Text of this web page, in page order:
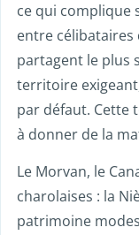
ce qui complique
entre célibataires
partagent le plus
territoire
par défaut. Cette
à donner de la
Le Morvan, le
charolaises : la
patrimoine